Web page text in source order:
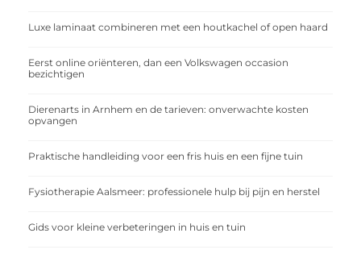
Luxe laminaat combineren met een houtkachel of open haard
Eerst online oriënteren, dan een Volkswagen occasion
bezichtigen
Dierenarts in Arnhem en de tarieven: onverwachte kosten
opvangen
Praktische handleiding voor een fris huis en een fijne tuin
Fysiotherapie Aalsmeer: professionele hulp bij pijn en herstel
Gids voor kleine verbeteringen in huis en tuin